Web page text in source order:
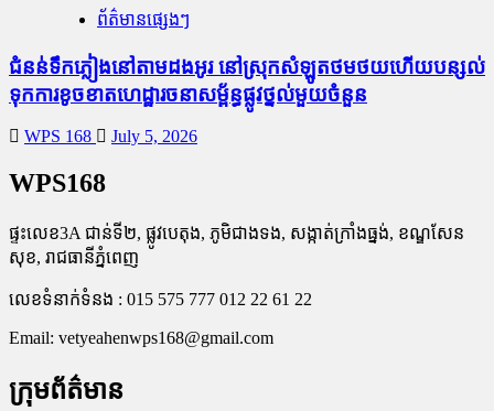
ព័ត៌មានផ្សេងៗ
ជំនន់​ទឹកភ្លៀង​នៅ​តាម​ដងអូរ​ នៅ​ស្រុក​សំឡូត​ថមថយ​ហើយ​បន្សល់​
ទុក​ការ​ខូចខាត​ហេដ្ឋារចនាសម្ព័ន្ធ​ផ្លូវថ្នល់​មួយ​ចំនួន
WPS 168 July 5, 2026
WPS168
ផ្ទះលេខ3A ជាន់ទី២, ផ្លូវបេតុង, ភូមិជាងទង, សង្កាត់ក្រាំងធ្នង់, ខណ្ឌសែន
សុខ, រាជធានីភ្នំពេញ
លេខទំនាក់ទំនង : 015 575 777 012 22 61 22
Email: vetyeahenwps168@gmail.com
ក្រុមព័ត៌មាន